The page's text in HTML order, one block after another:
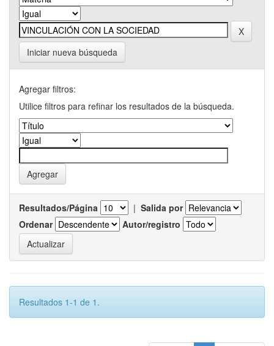
Iniciar nueva búsqueda
Agregar filtros:
Utilice filtros para refinar los resultados de la búsqueda.
Resultados/Página | Salida por
Ordenar
Autor/registro
Resultados 1-1 de 1.